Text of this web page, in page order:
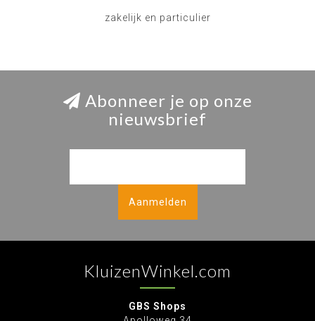
zakelijk en particulier
Abonneer je op onze
nieuwsbrief
Aanmelden
KluizenWinkel.com
GBS Shops